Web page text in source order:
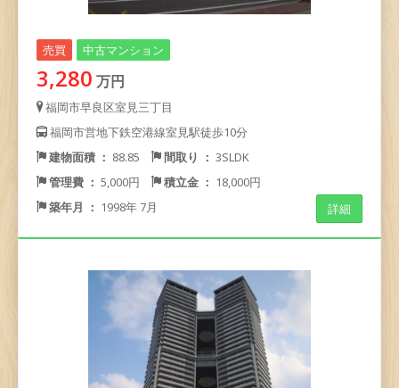
売買 中古マンション
3,280 万円
福岡市早良区室見三丁目
福岡市営地下鉄空港線室見駅徒歩10分
建物面積 ： 88.85 間取り ： 3SLDK
管理費 ： 5,000円 積立金 ： 18,000円
築年月 ： 1998年 7月 詳細